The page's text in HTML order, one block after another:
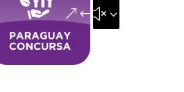
&#x35;